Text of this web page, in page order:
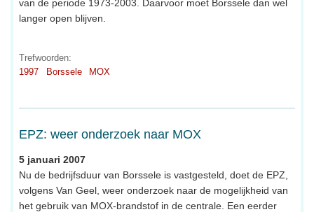
van de periode 1973-2003. Daarvoor moet Borssele dan wel
langer open blijven.
Trefwoorden:
1997
Borssele MOX
EPZ: weer onderzoek naar MOX
5 januari 2007
Nu de bedrijfsduur van Borssele is vastgesteld, doet de EPZ,
volgens Van Geel, weer onderzoek naar de mogelijkheid van
het gebruik van MOX-brandstof in de centrale. Een eerder